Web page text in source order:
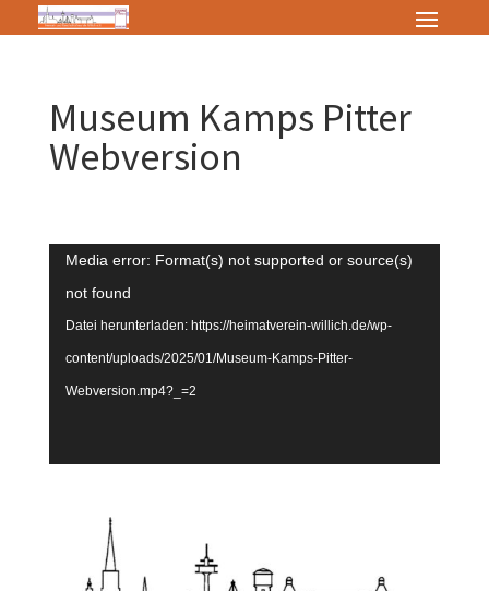
Museum Kamps Pitter
Webversion
Video-
Player
Media error: Format(s) not supported or source(s)
not found
Datei herunterladen: https://heimatverein-willich.de/wp-
content/uploads/2025/01/Museum-Kamps-Pitter-
Webversion.mp4?_=2